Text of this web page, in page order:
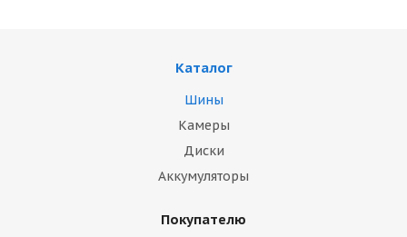
Каталог
Шины
Камеры
Диски
Аккумуляторы
Покупателю